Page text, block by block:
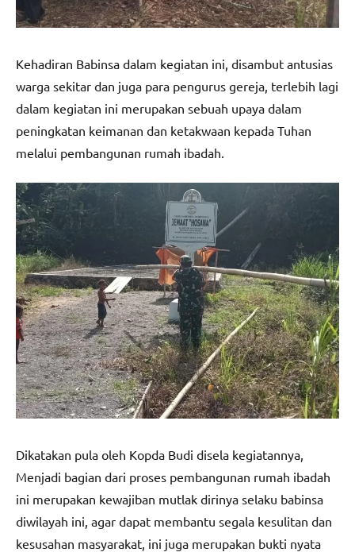
Kehadiran Babinsa dalam kegiatan ini, disambut antusias
warga sekitar dan juga para pengurus gereja, terlebih lagi
dalam kegiatan ini merupakan sebuah upaya dalam
peningkatan keimanan dan ketakwaan kepada Tuhan
melalui pembangunan rumah ibadah.
Dikatakan pula oleh Kopda Budi disela kegiatannya,
Menjadi bagian dari proses pembangunan rumah ibadah
ini merupakan kewajiban mutlak dirinya selaku babinsa
diwilayah ini, agar dapat membantu segala kesulitan dan
kesusahan masyarakat, ini juga merupakan bukti nyata